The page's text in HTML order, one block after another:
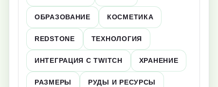
ОБРАЗОВАНИЕ КОСМЕТИКА
REDSTONE ТЕХНОЛОГИЯ
ИНТЕГРАЦИЯ С TWITCH ХРАНЕНИЕ
РАЗМЕРЫ РУДЫ И РЕСУРСЫ